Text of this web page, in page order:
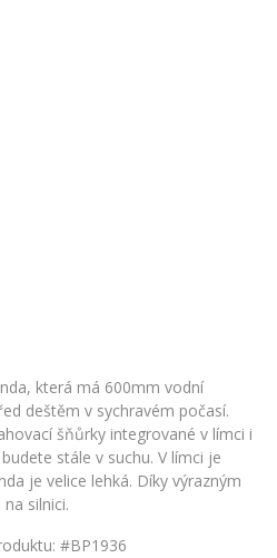
která má 600mm vodní
deštěm v sychravém počasí.
šňůrky integrované v límci i
stále v suchu. V límci je
je velice lehká. Díky výrazným
silnici.
#BP1936